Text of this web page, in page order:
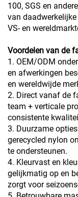
100, SGS en
van
VS- en
Voordelen van de
1. OEM/ODM
en afwerkingen
en wereldwijde
2. Direct vanaf de
team + verticale
consistente
3. Duurzame
gerecycled nylon
te ondersteunen.
4. Kleurvast en
gelijkmatig op en
zorgt voor